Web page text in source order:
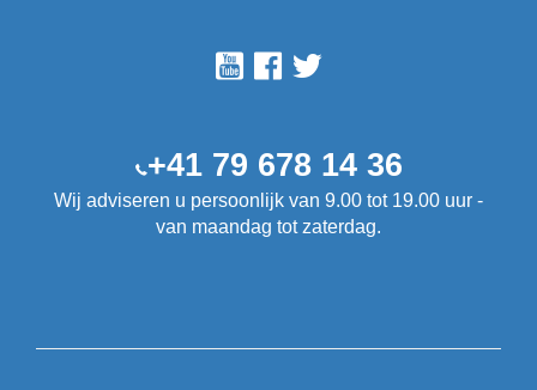
+41 79 678 14 36
Wij adviseren u persoonlijk van 9.00 tot 19.00 uur -
van maandag tot zaterdag.